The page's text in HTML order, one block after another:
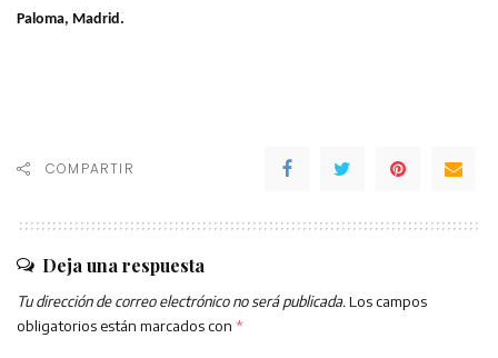
Paloma, Madrid.
COMPARTIR
Deja una respuesta
Tu dirección de correo electrónico no será publicada. Los campos
obligatorios están marcados con *